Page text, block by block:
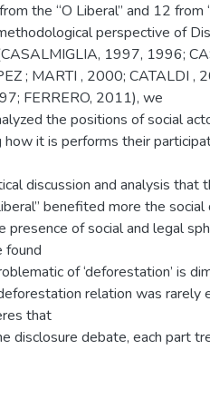
the “O Liberal” and 12 from
perspective of
1997, 1996;
; MARTI , 2000; CATALDI
FERRERO, 2011), we
the positions of social
it is performs their
discussion and analysis that
benefited more the social
presence of social and legal
found
of ‘deforestation’ is
relation was rarely
that
disclosure debate, each part